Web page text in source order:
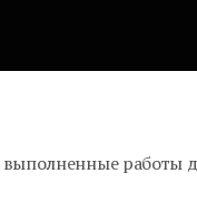
работы